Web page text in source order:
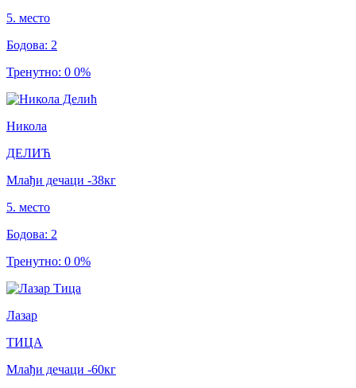
5. место
Бодова: 2
Тренутно: 0 0%
Никола
ДЕЛИЋ
Млађи дечаци -38кг
5. место
Бодова: 2
Тренутно: 0 0%
Лазар
ТИЦА
Млађи дечаци -60кг